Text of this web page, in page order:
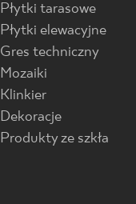
Płytki tarasowe
Płytki elewacyjne
Gres techniczny
Mozaiki
Klinkier
Dekoracje
Produkty ze szkła